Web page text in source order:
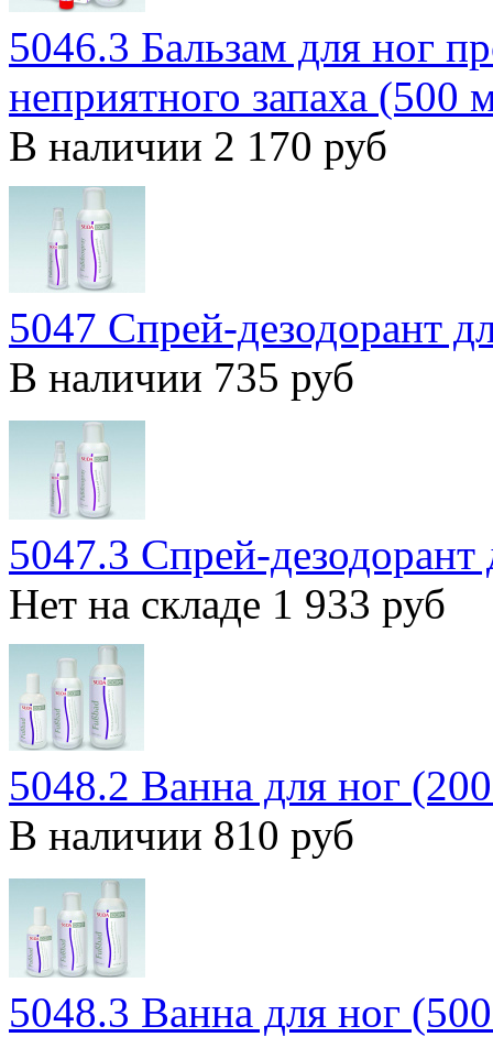
5046.3 Бальзам для ног
неприятного запаха (500
В наличии 2 170 руб
5047 Спрей-дезодорант
В наличии 735 руб
5047.3 Спрей-
Нет на складе 1 933 руб
5048.2 Ванна для ног
В наличии 810 руб
5048.3 Ванна для ног